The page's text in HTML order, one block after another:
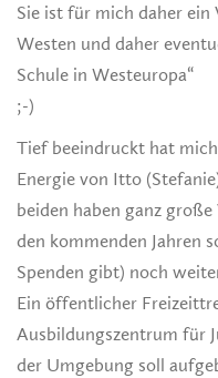
Sie ist für mich daher
Westen und daher
Schule in Westeuropa“
;-)
Tief beeindruckt hat
Energie von Itto
beiden haben ganz
den kommenden Jahren
Spenden gibt) noch
Ein öffentlicher
Ausbildungszentrum für
der Umgebung soll